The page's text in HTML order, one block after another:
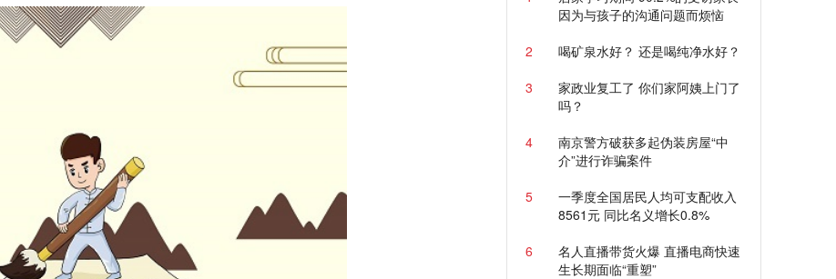
因为与孩子的沟通问题而烦恼
2
喝矿泉水好？ 还是喝纯净水好？
3
家政业复工了 你们家阿姨上门了
吗？
4
南京警方破获多起伪装房屋“中
介”进行诈骗案件
5
一季度全国居民人均可支配收入
8561元 同比名义增长0.8%
6
名人直播带货火爆 直播电商快速
生长期面临“重塑”